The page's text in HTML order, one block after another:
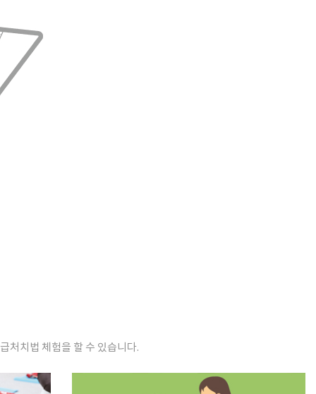
처치법 체험을 할 수 있습니다.